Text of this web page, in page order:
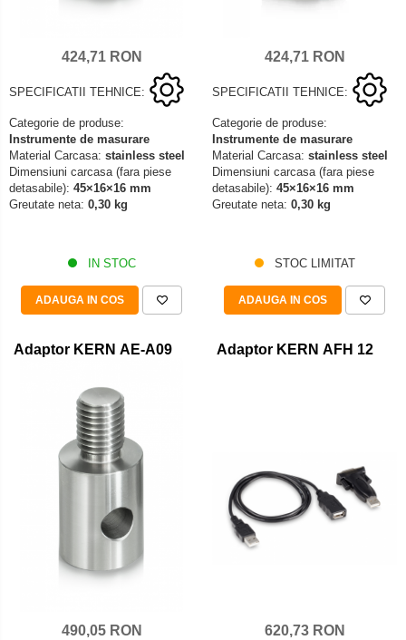
424,71 RON
SPECIFICATII TEHNICE:
Categorie de produse:
Instrumente de masurare
Material Carcasa: stainless steel
Dimensiuni carcasa (fara piese
detasabile): 45×16×16 mm
Greutate neta: 0,30 kg
IN STOC
ADAUGA IN COS
424,71 RON
SPECIFICATII TEHNICE:
Categorie de produse:
Instrumente de masurare
Material Carcasa: stainless steel
Dimensiuni carcasa (fara piese
detasabile): 45×16×16 mm
Greutate neta: 0,30 kg
STOC LIMITAT
ADAUGA IN COS
Adaptor KERN AE-A09
490,05 RON
Adaptor KERN AFH 12
620,73 RON